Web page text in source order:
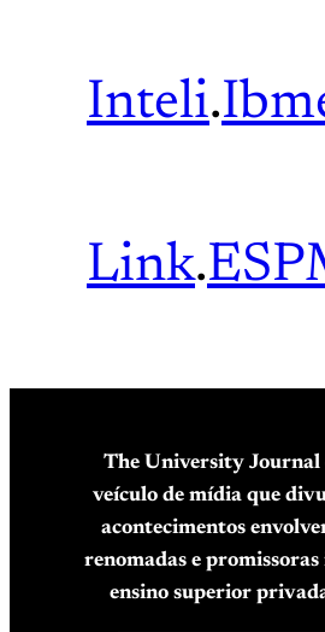
Inteli.
Link.
The University Journal
veículo de mídia que
acontecimentos
renomadas e
ensino superior